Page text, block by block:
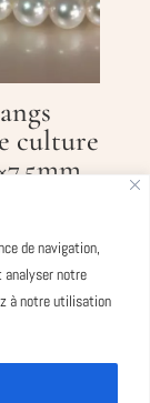
de navigation,
analyser notre
à notre utilisation
culture
HT